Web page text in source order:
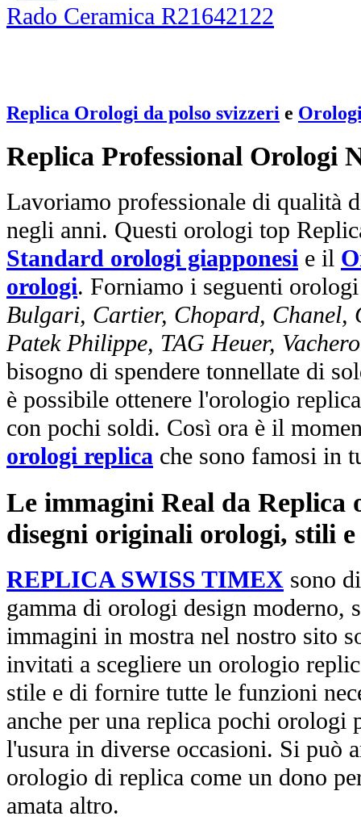
Rado Ceramica R21642122
Replica Orologi da polso svizzeri e
Replica Professional Orologi
Lavoriamo professionale di qualità
negli anni. Questi orologi top
Standard orologi giapponesi e il
orologi. Forniamo i seguenti
Bulgari, Cartier, Chopard, Chanel,
Patek Philippe, TAG Heuer,
bisogno di spendere tonnellate di
è possibile ottenere l'orologio
con pochi soldi. Così ora è il
orologi replica che sono famosi in
Le immagini Real da Replica
disegni originali orologi, stili
REPLICA SWISS TIMEX sono
gamma di orologi design moderno,
immagini in mostra nel nostro sito
invitati a scegliere un orologio
stile e di fornire tutte le funzioni
anche per una replica pochi orologi
l'usura in diverse occasioni. Si può
orologio di replica come un dono
amata altro.